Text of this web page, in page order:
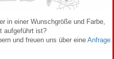
in einer Wunschgröße und Farbe,
aufgeführt ist?
und freuen uns über eine Anfrage.